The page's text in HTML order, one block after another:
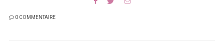
0 COMMENTAIRE